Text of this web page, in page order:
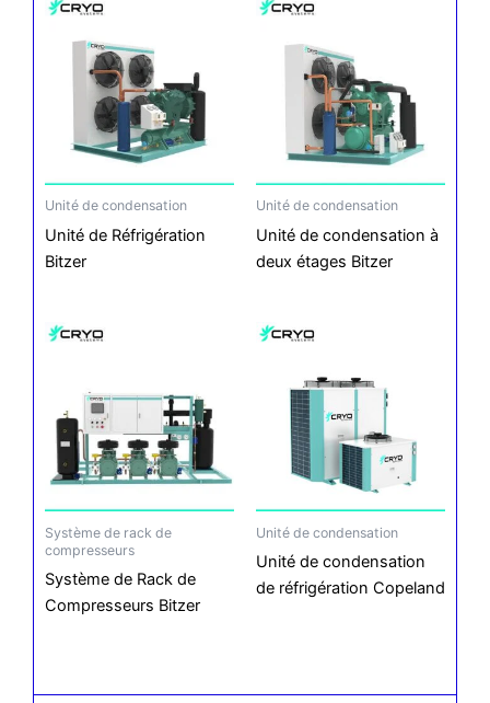
Unité de condensation
Unité de Réfrigération
Bitzer
Unité de condensation
Unité de condensation à
deux étages Bitzer
Système de rack de
compresseurs
Système de Rack de
Compresseurs Bitzer
Unité de condensation
Unité de condensation
de réfrigération Copeland